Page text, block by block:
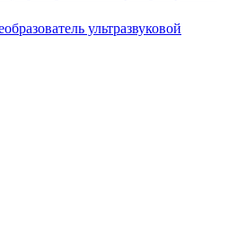
ультразвуковой